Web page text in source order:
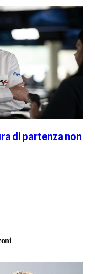
di partenza non